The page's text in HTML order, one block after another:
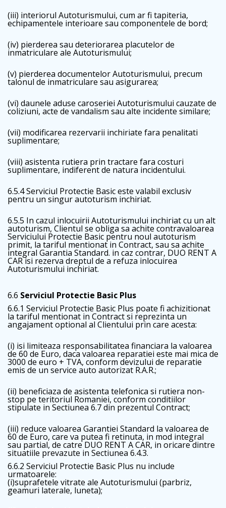
(iii) interiorul Autoturismului, cum ar fi tapiteria,
echipamentele interioare sau componentele de bord;
(iv) pierderea sau deteriorarea placutelor de
inmatriculare ale Autoturismului;
(v) pierderea documentelor Autoturismului, precum
talonul de inmatriculare sau asigurarea;
(vi) daunele aduse caroseriei Autoturismului cauzate de
coliziuni, acte de vandalism sau alte incidente similare;
(vii) modificarea rezervarii inchiriate fara penalitati
suplimentare;
(viii) asistenta rutiera prin tractare fara costuri
suplimentare, indiferent de natura incidentului.
6.5.4 Serviciul Protectie Basic este valabil exclusiv
pentru un singur autoturism inchiriat.
6.5.5 In cazul inlocuirii Autoturismului inchiriat cu un alt
autoturism, Clientul se obliga sa achite contravaloarea
Serviciului Protectie Basic pentru noul autoturism
primit, la tariful mentionat in Contract, sau sa achite
integral Garantia Standard. in caz contrar, DUO RENT A
CAR isi rezerva dreptul de a refuza inlocuirea
Autoturismului inchiriat.
6.6 Serviciul Protectie Basic Plus
6.6.1 Serviciul Protectie Basic Plus poate fi achizitionat
la tariful mentionat in Contract si reprezinta un
angajament optional al Clientului prin care acesta:
(i) isi limiteaza responsabilitatea financiara la valoarea
de 60 de Euro, daca valoarea reparatiei este mai mica de
3000 de euro + TVA, conform devizului de reparatie
emis de un service auto autorizat R.A.R.;
(ii) beneficiaza de asistenta telefonica si rutiera non-
stop pe teritoriul Romaniei, conform conditiilor
stipulate in Sectiunea 6.7 din prezentul Contract;
(iii) reduce valoarea Garantiei Standard la valoarea de
60 de Euro, care va putea fi retinuta, in mod integral
sau partial, de catre DUO RENT A CAR, in oricare dintre
situatiile prevazute in Sectiunea 6.4.3.
6.6.2 Serviciul Protectie Basic Plus nu include
urmatoarele:
(i)suprafetele vitrate ale Autoturismului (parbriz,
geamuri laterale, luneta);